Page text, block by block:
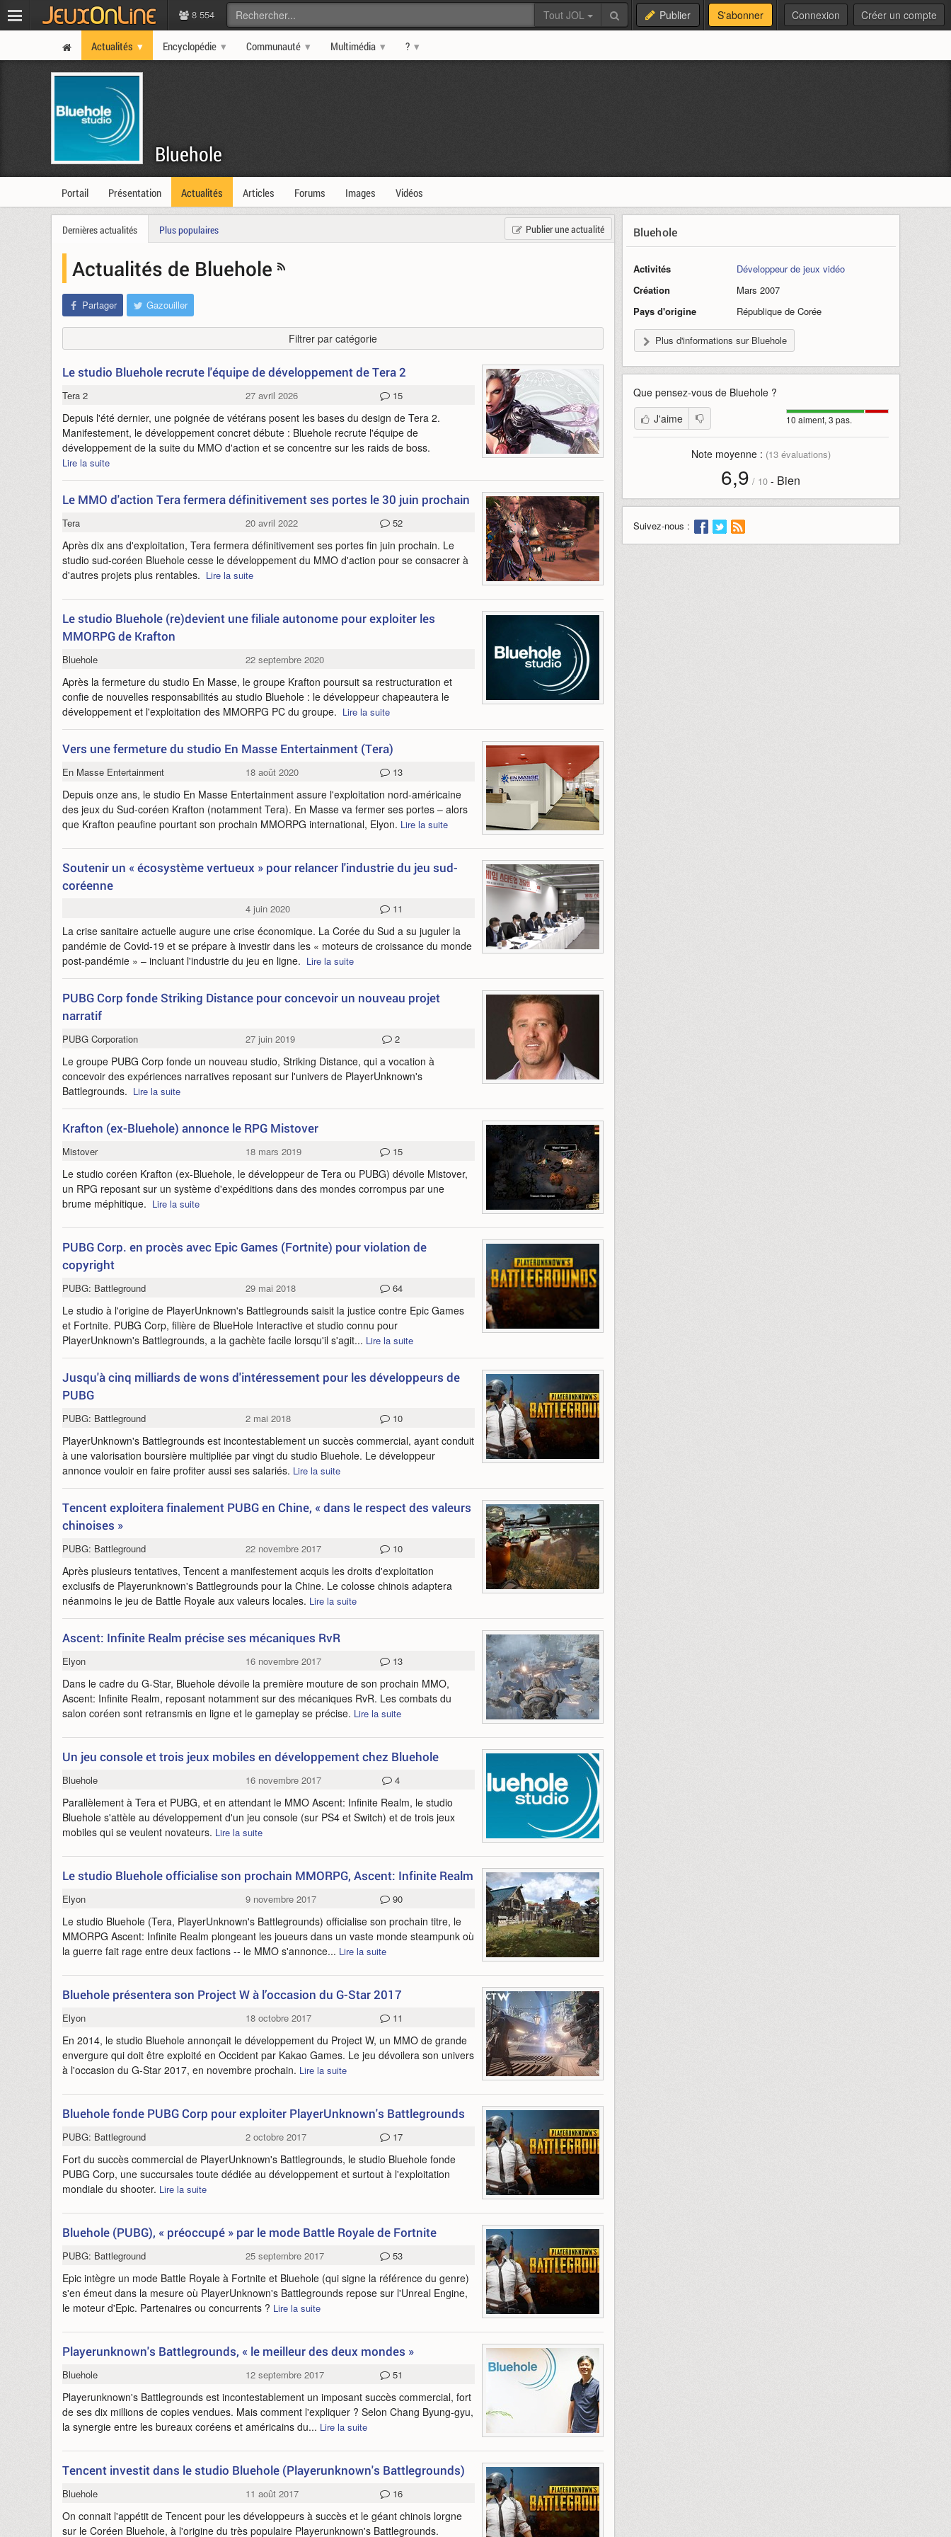
8 554 Tout JOL Publier S'abonner Connexion Créer un compte
Actualités Encyclopédie Communauté Multimédia ?
Bluehole
Portail Présentation Actualités Articles Forums Images Vidéos
Publier une actualité
Dernières actualités Plus populaires
Actualités de Bluehole
Partager Gazouiller
Filtrer par catégorie
Le studio Bluehole recrute l'équipe de développement de Tera 2
Tera 2 27 avril 2026 15
Depuis l'été dernier, une poignée de vétérans posent les bases du design de Tera 2.
Manifestement, le développement concret débute : Bluehole recrute l'équipe de
développement de la suite du MMO d'action et se concentre sur les raids de boss.
Lire la suite
Le MMO d'action Tera fermera définitivement ses portes le 30 juin prochain
Tera 20 avril 2022 52
Après dix ans d'exploitation, Tera fermera définitivement ses portes fin juin prochain. Le
studio sud-coréen Bluehole cesse le développement du MMO d'action pour se consacrer à
d'autres projets plus rentables. Lire la suite
Le studio Bluehole (re)devient une filiale autonome pour exploiter les
MMORPG de Krafton
Bluehole 22 septembre 2020
Après la fermeture du studio En Masse, le groupe Krafton poursuit sa restructuration et
confie de nouvelles responsabilités au studio Bluehole : le développeur chapeautera le
développement et l'exploitation des MMORPG PC du groupe. Lire la suite
Vers une fermeture du studio En Masse Entertainment (Tera)
En Masse Entertainment 18 août 2020 13
Depuis onze ans, le studio En Masse Entertainment assure l'exploitation nord-américaine
des jeux du Sud-coréen Krafton (notamment Tera). En Masse va fermer ses portes – alors
que Krafton peaufine pourtant son prochain MMORPG international, Elyon. Lire la suite
Soutenir un « écosystème vertueux » pour relancer l'industrie du jeu sud-
coréenne
4 juin 2020 11
La crise sanitaire actuelle augure une crise économique. La Corée du Sud a su juguler la
pandémie de Covid-19 et se prépare à investir dans les « moteurs de croissance du monde
post-pandémie » – incluant l'industrie du jeu en ligne. Lire la suite
PUBG Corp fonde Striking Distance pour concevoir un nouveau projet
narratif
PUBG Corporation 27 juin 2019 2
Le groupe PUBG Corp fonde un nouveau studio, Striking Distance, qui a vocation à
concevoir des expériences narratives reposant sur l'univers de PlayerUnknown's
Battlegrounds. Lire la suite
Krafton (ex-Bluehole) annonce le RPG Mistover
Mistover 18 mars 2019 15
Le studio coréen Krafton (ex-Bluehole, le développeur de Tera ou PUBG) dévoile Mistover,
un RPG reposant sur un système d'expéditions dans des mondes corrompus par une
brume méphitique. Lire la suite
PUBG Corp. en procès avec Epic Games (Fortnite) pour violation de
copyright
PUBG: Battleground 29 mai 2018 64
Le studio à l'origine de PlayerUnknown's Battlegrounds saisit la justice contre Epic Games
et Fortnite. PUBG Corp, filière de BlueHole Interactive et studio connu pour
PlayerUnknown's Battlegrounds, a la gachète facile lorsqu'il s'agit... Lire la suite
Jusqu'à cinq milliards de wons d'intéressement pour les développeurs de
PUBG
PUBG: Battleground 2 mai 2018 10
PlayerUnknown's Battlegrounds est incontestablement un succès commercial, ayant conduit
à une valorisation boursière multipliée par vingt du studio Bluehole. Le développeur
annonce vouloir en faire profiter aussi ses salariés. Lire la suite
Tencent exploitera finalement PUBG en Chine, « dans le respect des valeurs
chinoises »
PUBG: Battleground 22 novembre 2017 10
Après plusieurs tentatives, Tencent a manifestement acquis les droits d'exploitation
exclusifs de Playerunknown's Battlegrounds pour la Chine. Le colosse chinois adaptera
néanmoins le jeu de Battle Royale aux valeurs locales. Lire la suite
Ascent: Infinite Realm précise ses mécaniques RvR
Elyon 16 novembre 2017 13
Dans le cadre du G-Star, Bluehole dévoile la première mouture de son prochain MMO,
Ascent: Infinite Realm, reposant notamment sur des mécaniques RvR. Les combats du
salon coréen sont retransmis en ligne et le gameplay se précise. Lire la suite
Un jeu console et trois jeux mobiles en développement chez Bluehole
Bluehole 16 novembre 2017 4
Parallèlement à Tera et PUBG, et en attendant le MMO Ascent: Infinite Realm, le studio
Bluehole s'attèle au développement d'un jeu console (sur PS4 et Switch) et de trois jeux
mobiles qui se veulent novateurs. Lire la suite
Le studio Bluehole officialise son prochain MMORPG, Ascent: Infinite Realm
Elyon 9 novembre 2017 90
Le studio Bluehole (Tera, PlayerUnknown's Battlegrounds) officialise son prochain titre, le
MMORPG Ascent: Infinite Realm plongeant les joueurs dans un vaste monde steampunk où
la guerre fait rage entre deux factions -- le MMO s'annonce... Lire la suite
Bluehole présentera son Project W à l’occasion du G-Star 2017
Elyon 18 octobre 2017 11
En 2014, le studio Bluehole annonçait le développement du Project W, un MMO de grande
envergure qui doit être exploité en Occident par Kakao Games. Le jeu dévoilera son univers
à l'occasion du G-Star 2017, en novembre prochain. Lire la suite
Bluehole fonde PUBG Corp pour exploiter PlayerUnknown's Battlegrounds
PUBG: Battleground 2 octobre 2017 17
Fort du succès commercial de PlayerUnknown's Battlegrounds, le studio Bluehole fonde
PUBG Corp, une succursales toute dédiée au développement et surtout à l'exploitation
mondiale du shooter. Lire la suite
Bluehole (PUBG), « préoccupé » par le mode Battle Royale de Fortnite
PUBG: Battleground 25 septembre 2017 53
Epic intègre un mode Battle Royale à Fortnite et Bluehole (qui signe la référence du genre)
s'en émeut dans la mesure où PlayerUnknown's Battlegrounds repose sur l'Unreal Engine,
le moteur d'Epic. Partenaires ou concurrents ? Lire la suite
Playerunknown's Battlegrounds, « le meilleur des deux mondes »
Bluehole 12 septembre 2017 51
Playerunknown's Battlegrounds est incontestablement un imposant succès commercial, fort
de ses dix millions de copies vendues. Mais comment l'expliquer ? Selon Chang Byung-gyu,
la synergie entre les bureaux coréens et américains du... Lire la suite
Tencent investit dans le studio Bluehole (Playerunknown's Battlegrounds)
Bluehole 11 août 2017 16
On connait l'appétit de Tencent pour les développeurs à succès et le géant chinois lorgne
sur le Coréen Bluehole, à l'origine du très populaire Playerunknown's Battlegrounds.
Bluehole
Activités
Développeur de jeux vidéo
Création
Mars 2007
Pays d'origine
République de Corée
Plus d'informations sur Bluehole
Que pensez-vous de Bluehole?
10 aiment, 3 pas.
J'aime
Note moyenne : (13évaluations)
6,9 / 10 - Bien
Suivez-nous :